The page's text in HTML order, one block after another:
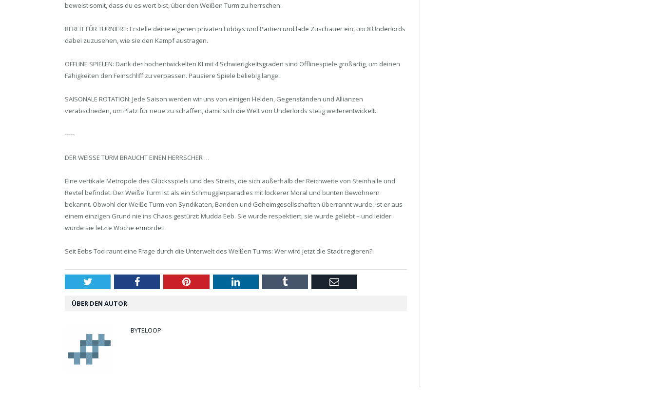
beweist somit, dass du es wert bist, über den Weißen Turm zu herrschen.
BEREIT FÜR TURNIERE: Erstelle deine eigenen privaten Lobbys und Partien und lade Zuschauer ein, um 8 Underlords
dabei zuzusehen, wie sie den Kampf austragen.
OFFLINE SPIELEN: Dank der hochentwickelten KI mit 4 Schwierigkeitsgraden sind Offlinespiele großartig, um deinen
Fähigkeiten den Feinschliff zu verpassen. Pausiere Spiele beliebig lange.
SAISONALE ROTATION: Jede Saison werden wir uns von einigen Helden, Gegenständen und Allianzen
verabschieden, um Platz für neue zu schaffen, damit sich die Welt von Underlords stetig weiterentwickelt.
-----
DER WEISSE TURM BRAUCHT EINEN HERRSCHER …
Eine vertikale Metropole des Glücksspiels und des Streits, die sich außerhalb der Reichweite von Steinhalle und
Revtel befindet. Der Weiße Turm ist als ein Schmugglerparadies mit lockerer Moral und bunten Bewohnern
bekannt. Obwohl der Weiße Turm von Syndikaten, Banden und Geheimgesellschaften überrannt wurde, ist er aus
einem einzigen Grund nie ins Chaos gestürzt: Mudda Eeb. Sie wurde respektiert, sie wurde geliebt – und leider
wurde sie letzte Woche ermordet.
Seit Eebs Tod raunt eine Frage durch die Unterwelt des Weißen Turms: Wer wird jetzt die Stadt regieren?
Twitter Facebook Pinterest LinkedIn Tumblr Email
ÜBER DEN AUTOR
BYTELOOP